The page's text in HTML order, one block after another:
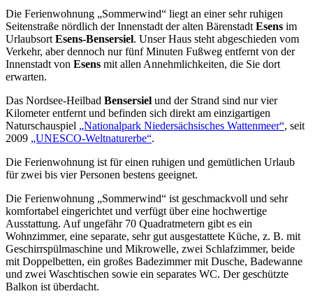
Die Ferienwohnung „Sommerwind“ liegt an einer sehr ruhigen
Seitenstraße nördlich der Innenstadt der alten Bärenstadt Esens im
Urlaubsort Esens-Bensersiel. Unser Haus steht abgeschieden vom
Verkehr, aber dennoch nur fünf Minuten Fußweg entfernt von der
Innenstadt von Esens mit allen Annehmlichkeiten, die Sie dort
erwarten.
Das Nordsee-Heilbad Bensersiel und der Strand sind nur vier
Kilometer entfernt und befinden sich direkt am einzigartigen
Naturschauspiel „Nationalpark Niedersächsisches Wattenmeer“, seit
2009 „UNESCO-Weltnaturerbe“.
Die Ferienwohnung ist für einen ruhigen und gemütlichen Urlaub
für zwei bis vier Personen bestens geeignet.
Die Ferienwohnung „Sommerwind“ ist geschmackvoll und sehr
komfortabel eingerichtet und verfügt über eine hochwertige
Ausstattung. Auf ungefähr 70 Quadratmetern gibt es ein
Wohnzimmer, eine separate, sehr gut ausgestattete Küche, z. B. mit
Geschirrspülmaschine und Mikrowelle, zwei Schlafzimmer, beide
mit Doppelbetten, ein großes Badezimmer mit Dusche, Badewanne
und zwei Waschtischen sowie ein separates WC. Der geschützte
Balkon ist überdacht.